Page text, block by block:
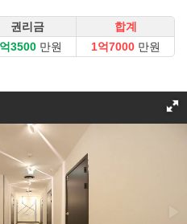
권리금
합계
만원 만원